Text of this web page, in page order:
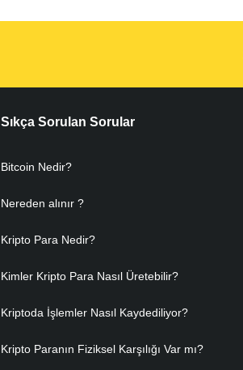
Sıkça Sorulan Sorular
Bitcoin Nedir?
Nereden alınır ?
Kripto Para Nedir?
Kimler Kripto Para Nasıl Üretebilir?
Kriptoda İşlemler Nasıl Kaydediliyor?
Kripto Paranın Fiziksel Karşılığı Var mı?